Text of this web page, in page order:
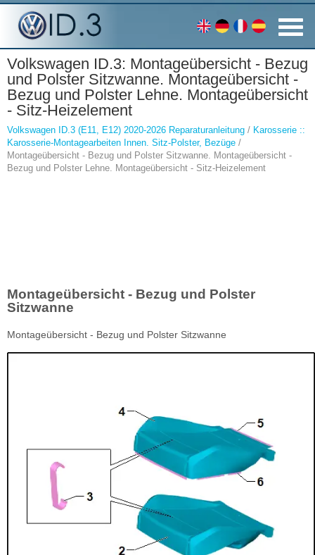
Volkswagen ID.3: Montageübersicht - Bezug
und Polster Sitzwanne. Montageübersicht -
Bezug und Polster Lehne. Montageübersicht
- Sitz-Heizelement
Volkswagen ID.3 (E11, E12) 2020-2026 Reparaturanleitung / Karosserie ::
Karosserie-Montagearbeiten Innen. Sitz-Polster, Bezüge /
Montageübersicht - Bezug und Polster Sitzwanne. Montageübersicht -
Bezug und Polster Lehne. Montageübersicht - Sitz-Heizelement
Montageübersicht - Bezug und Polster
Sitzwanne
Montageübersicht - Bezug und Polster Sitzwanne